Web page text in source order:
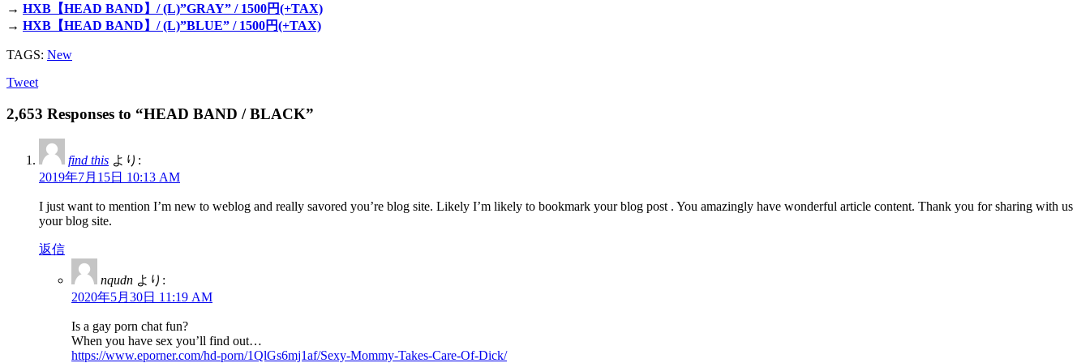
→ HXB【HEAD BAND】/ (L)”GRAY” / 1500円(+TAX)
→ HXB【HEAD BAND】/ (L)”BLUE” / 1500円(+TAX)
TAGS: New
Tweet
2,653 Responses to “HEAD BAND / BLACK”
find this より:
2019年7月15日 10:13 AM
I just want to mention I’m new to weblog and really savored you’re blog site. Likely I’m likely to bookmark your blog post . You amazingly have wonderful article content. Thank you for sharing with us
your blog site.
返信
nqudn より:
2020年5月30日 11:19 AM
Is a gay porn chat fun?
When you have sex you’ll find out…
https://www.eporner.com/hd-porn/1QlGs6mj1af/Sexy-Mommy-Takes-Care-Of-Dick/